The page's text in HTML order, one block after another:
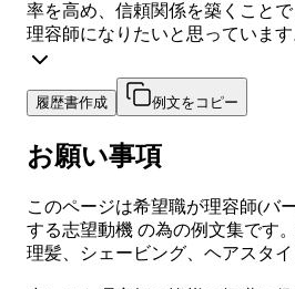
率を高め、信頼関係を築くこと
理容師になりたいと思っています
履歴書作成 例文をコピー
お願い事項
このページは希望職が理容師(バ
する志望動機 の為の例文集です
理髪、シェービング、ヘアスタ